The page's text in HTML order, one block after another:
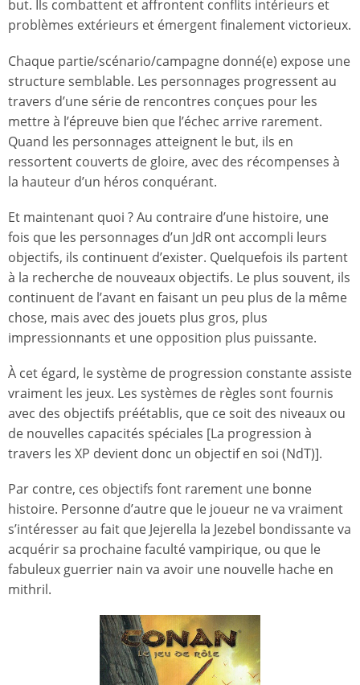
but. Ils combattent et affrontent conflits intérieurs et
problèmes extérieurs et émergent finalement victorieux.
Chaque partie/scénario/campagne donné(e) expose une
structure semblable. Les personnages progressent au
travers d’une série de rencontres conçues pour les
mettre à l’épreuve bien que l’échec arrive rarement.
Quand les personnages atteignent le but, ils en
ressortent couverts de gloire, avec des récompenses à
la hauteur d’un héros conquérant.
Et maintenant quoi ? Au contraire d’une histoire, une
fois que les personnages d’un JdR ont accompli leurs
objectifs, ils continuent d’exister. Quelquefois ils partent
à la recherche de nouveaux objectifs. Le plus souvent, ils
continuent de l’avant en faisant un peu plus de la même
chose, mais avec des jouets plus gros, plus
impressionnants et une opposition plus puissante.
À cet égard, le système de progression constante assiste
vraiment les jeux. Les systèmes de règles sont fournis
avec des objectifs préétablis, que ce soit des niveaux ou
de nouvelles capacités spéciales [La progression à
travers les XP devient donc un objectif en soi (NdT)].
Par contre, ces objectifs font rarement une bonne
histoire. Personne d’autre que le joueur ne va vraiment
s’intéresser au fait que Jejerella la Jezebel bondissante va
acquérir sa prochaine faculté vampirique, ou que le
fabuleux guerrier nain va avoir une nouvelle hache en
mithril.